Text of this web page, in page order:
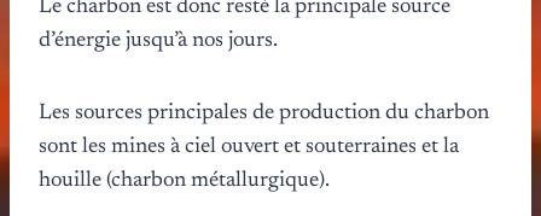
Le charbon est donc resté la principale source
d’énergie jusqu’à nos jours.
Les sources principales de production du charbon
sont les mines à ciel ouvert et souterraines et la
houille (charbon métallurgique).